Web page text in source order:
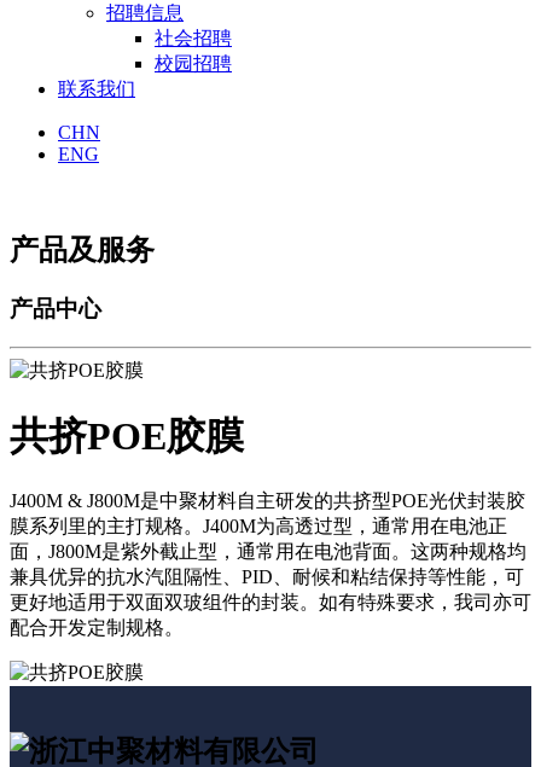
招聘信息
社会招聘
校园招聘
联系我们
CHN
ENG
产品及服务
产品中心
共挤POE胶膜
J400M & J800M是中聚材料自主研发的共挤型POE光伏封装胶
膜系列里的主打规格。J400M为高透过型，通常用在电池正
面，J800M是紫外截止型，通常用在电池背面。这两种规格均
兼具优异的抗水汽阻隔性、PID、耐候和粘结保持等性能，可
更好地适用于双面双玻组件的封装。如有特殊要求，我司亦可
配合开发定制规格。